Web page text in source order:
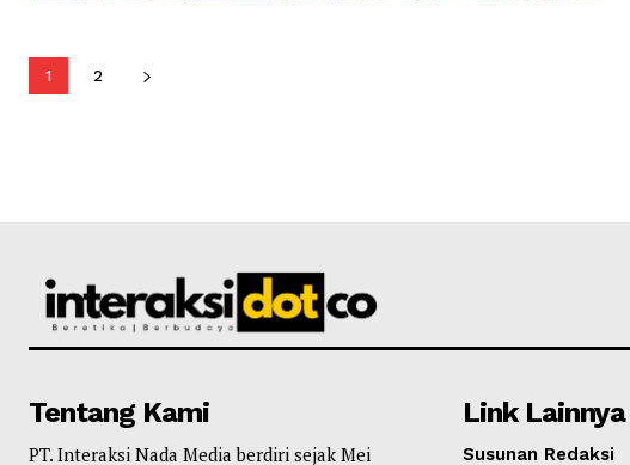
1 2
Tentang Kami
PT. Interaksi Nada Media berdiri sejak Mei
Link Lainnya
Susunan Redaksi